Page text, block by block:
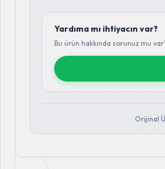
Yardıma mı ihtiyacın var?
Bu ürün hakkında sorunuz mu
Orijinal